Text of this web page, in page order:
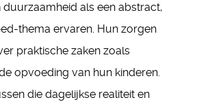
als een abstract,
thema ervaren. Hun zorgen
praktische zaken zoals
opvoeding van hun kinderen.
die dagelijkse realiteit en